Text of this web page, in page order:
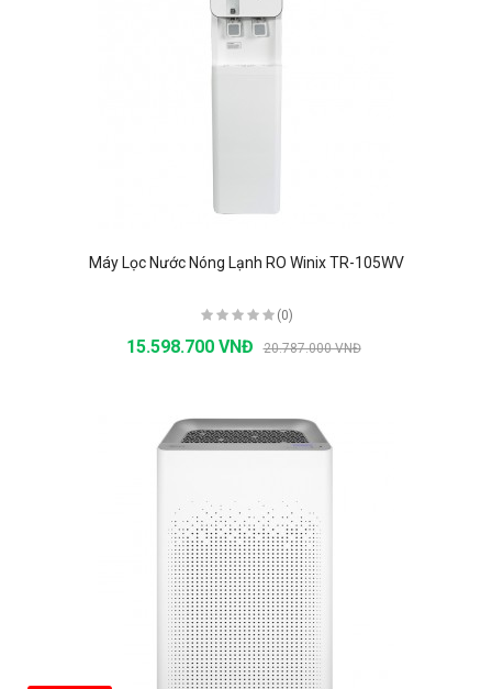
Máy Lọc Nước Nóng Lạnh RO Winix TR-105WV
(0)
15.598.700 VNĐ 20.787.000 VNĐ